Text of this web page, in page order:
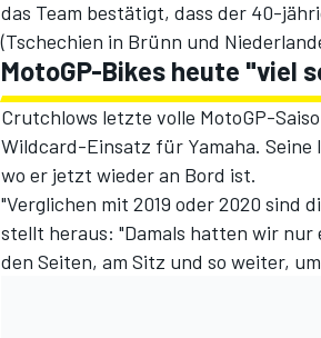
das Team bestätigt, dass der 40-
(Tschechien in Brünn und
MotoGP-Bikes heute "viel
Crutchlows letzte volle MotoGP-
Wildcard-Einsatz für Yamaha. Seine
wo er jetzt wieder an Bord ist.
"Verglichen mit 2019 oder 2020 sind
stellt heraus: "Damals hatten wir
den Seiten, am Sitz und so weiter,